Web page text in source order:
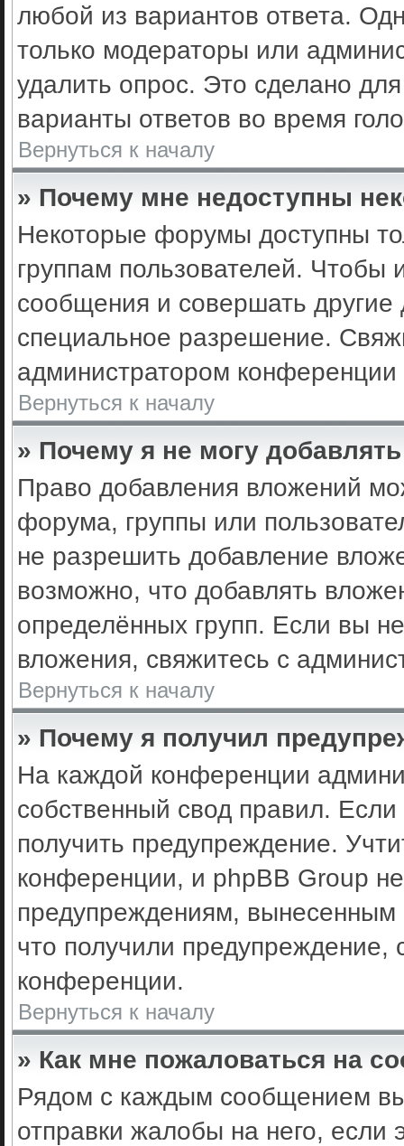
любой из вариантов ответа.
только модераторы или
удалить опрос. Это сделано
варианты ответов во время
Вернуться к началу
» Почему мне недоступны
Некоторые форумы доступны
группам пользователей. Чтобы
сообщения и совершать
специальное разрешение.
администратором
Вернуться к началу
» Почему я не могу
Право добавления вложений
форума, группы или
не разрешить добавление
возможно, что добавлять
определённых групп. Если вы
вложения, свяжитесь с
Вернуться к началу
» Почему я получил
На каждой конференции
собственный свод правил.
получить предупреждение.
конференции, и phpBB Group
предупреждениям, вынесенным
что получили предупреждение,
конференции.
Вернуться к началу
» Как мне пожаловаться на
Рядом с каждым сообщением вы
отправки жалобы на него,